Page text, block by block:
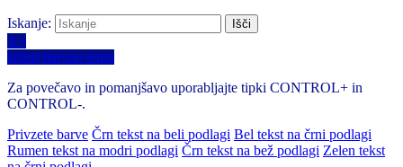
Iskanje:
A+
Izberi barvno temo
Za povečavo in pomanjšavo uporabljajte tipki CONTROL+ in
CONTROL-.
Privzete barve Črn tekst na beli podlagi Bel tekst na črni podlagi
Rumen tekst na modri podlagi Črn tekst na bež podlagi Zelen tekst